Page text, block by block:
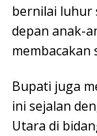
bernilai luhur
depan anak-
membacakan
Bupati juga
ini sejalan
Utara di